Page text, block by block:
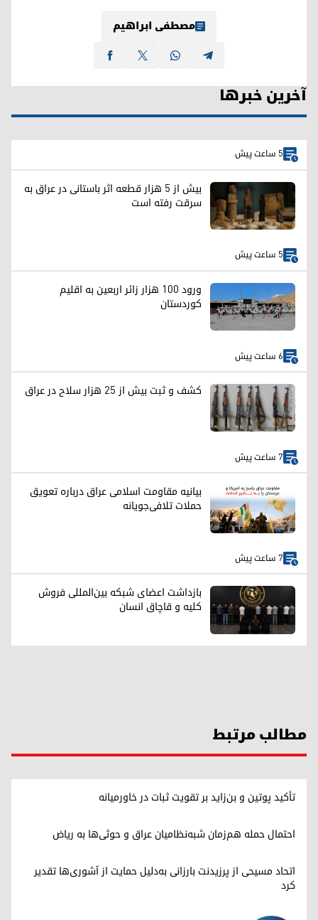
مصطفی ابراهیم
آخرین خبرها
5 ساعت پیش
بیش از ۵ هزار قطعه اثر باستانی در عراق به
سرقت رفته است
5 ساعت پیش
ورود ۱۰۰ هزار زائر اربعین به اقلیم
کوردستان
6 ساعت پیش
کشف و ثبت بیش از ۲۵ هزار سلاح در عراق
7 ساعت پیش
بیانیه مقاومت اسلامی عراق درباره تعویق
حملات تلافی‌جویانه
7 ساعت پیش
بازداشت اعضای شبکه بین‌المللی فروش
کلیه و قاچاق انسان
مطالب مرتبط
تأکید پوتین و بن‌زاید بر تقویت ثبات در خاورمیانه
احتمال حمله هم‌زمان شبه‌نظامیان عراق و حوثی‌ها به ریاض
اتحاد مسیحی از پرزیدنت بارزانی به‌دلیل حمایت از آشوری‌ها تقدیر
کرد